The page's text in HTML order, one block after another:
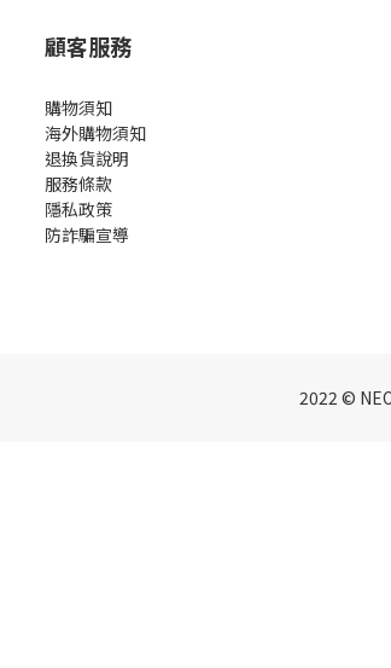
顧客服務
購物須知
海外購物須知
退換貨說明
服務條款
隱私政策
防詐騙宣導
2022 ©